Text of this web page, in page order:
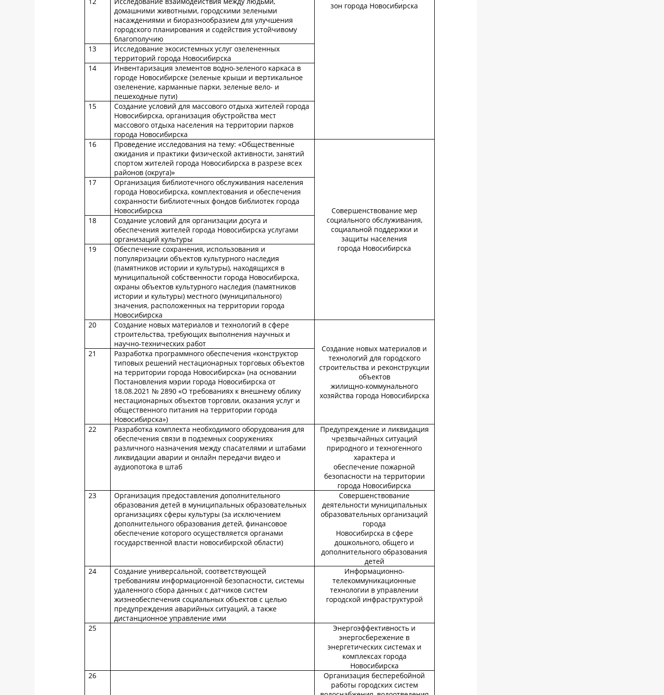
зон города Новосибирска
домашними животными, городскими зелеными
насаждениями и биоразнообразием для улучшения
городского планирования и содействия устойчивому
благополучию
13
Исследование экосистемных услуг озелененных
территорий города Новосибирска
14
Инвентаризация элементов водно-зеленого каркаса в
городе Новосибирске (зеленые крыши и вертикальное
озеленение, карманные парки, зеленые вело- и
пешеходные пути)
15
Создание условий для массового отдыха жителей города
Новосибирска, организация обустройства мест
массового отдыха населения на территории парков
города Новосибирска
16
Проведение исследования на тему: «Общественные
ожидания и практики физической активности, занятий
спортом жителей города Новосибирска в разрезе всех
районов (округа)»
Совершенствование мер
социального обслуживания,
социальной поддержки и
защиты населения
города Новосибирска
17
Организация библиотечного обслуживания населения
города Новосибирска, комплектования и обеспечения
сохранности библиотечных фондов библиотек города
Новосибирска
18
Создание условий для организации досуга и
обеспечения жителей города Новосибирска услугами
организаций культуры
19
Обеспечение сохранения, использования и
популяризации объектов культурного наследия
(памятников истории и культуры), находящихся в
муниципальной собственности города Новосибирска,
охраны объектов культурного наследия (памятников
истории и культуры) местного (муниципального)
значения, расположенных на территории города
Новосибирска
20
Создание новых материалов и технологий в сфере
строительства, требующих выполнения научных и
научно-технических работ
Создание новых материалов и
технологий для городского
строительства и реконструкции
объектов
жилищно-коммунального
хозяйства города Новосибирска
21
Разработка программного обеспечения «конструктор
типовых решений нестационарных торговых объектов
на территории города Новосибирска» (на основании
Постановления мэрии города Новосибирска от
18.08.2021 № 2890 «О требованиях к внешнему облику
нестационарных объектов торговли, оказания услуг и
общественного питания на территории города
Новосибирска»)
22
Разработка комплекта необходимого оборудования для
обеспечения связи в подземных сооружениях
различного назначения между спасателями и штабами
ликвидации аварии и онлайн передачи видео и
аудиопотока в штаб
Предупреждение и ликвидация
чрезвычайных ситуаций
природного и техногенного
характера и
обеспечение пожарной
безопасности на территории
города Новосибирска
23
Организация предоставления дополнительного
образования детей в муниципальных образовательных
организациях сферы культуры (за исключением
дополнительного образования детей, финансовое
обеспечение которого осуществляется органами
государственной власти новосибирской области)
Совершенствование
деятельности муниципальных
образовательных организаций
города
Новосибирска в сфере
дошкольного, общего и
дополнительного образования
детей
24
Создание универсальной, соответствующей
требованиям информационной безопасности, системы
удаленного сбора данных с датчиков систем
жизнеобеспечения социальных объектов с целью
предупреждения аварийных ситуаций, а также
дистанционное управление ими
Информационно-
телекоммуникационные
технологии в управлении
городской инфраструктурой
25
Энергоэффективность и
энергосбережение в
энергетических системах и
комплексах города
Новосибирска
26
Организация бесперебойной
работы городских систем